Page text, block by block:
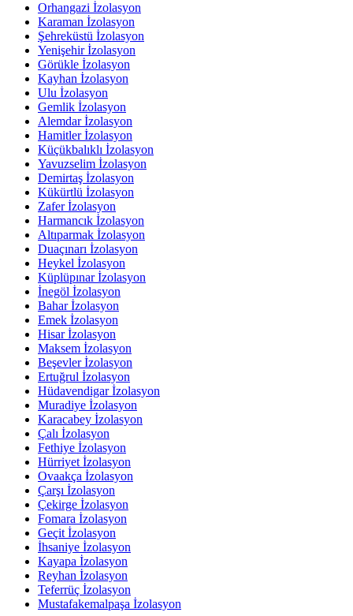
Orhangazi İzolasyon
Karaman İzolasyon
Şehreküstü İzolasyon
Yenişehir İzolasyon
Görükle İzolasyon
Kayhan İzolasyon
Ulu İzolasyon
Gemlik İzolasyon
Alemdar İzolasyon
Hamitler İzolasyon
Küçükbalıklı İzolasyon
Yavuzselim İzolasyon
Demirtaş İzolasyon
Kükürtlü İzolasyon
Zafer İzolasyon
Harmancık İzolasyon
Altıparmak İzolasyon
Duaçınarı İzolasyon
Heykel İzolasyon
Küplüpınar İzolasyon
İnegöl İzolasyon
Bahar İzolasyon
Emek İzolasyon
Hisar İzolasyon
Maksem İzolasyon
Beşevler İzolasyon
Ertuğrul İzolasyon
Hüdavendigar İzolasyon
Muradiye İzolasyon
Karacabey İzolasyon
Çalı İzolasyon
Fethiye İzolasyon
Hürriyet İzolasyon
Ovaakça İzolasyon
Çarşı İzolasyon
Çekirge İzolasyon
Fomara İzolasyon
Geçit İzolasyon
İhsaniye İzolasyon
Kayapa İzolasyon
Reyhan İzolasyon
Teferrüç İzolasyon
Mustafakemalpaşa İzolasyon